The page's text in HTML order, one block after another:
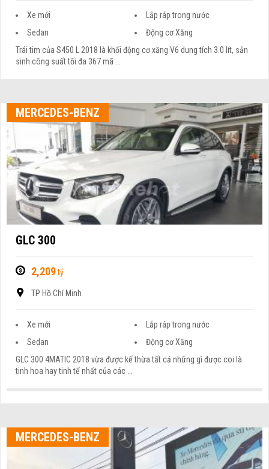
Xe mới
Lắp ráp trong nước
Sedan
Động cơ Xăng
Trái tim của S450 L 2018 là khối động cơ xăng V6 dung tích 3.0 lít, sản
sinh công suất tối đa 367 mã ...
MERCEDES-BENZ
GLC 300
2,209tỷ
TP Hồ Chí Minh
Xe mới
Lắp ráp trong nước
Sedan
Động cơ Xăng
GLC 300 4MATIC 2018 vừa được kế thừa tất cả những gì được coi là
tinh hoa hay tinh tế nhất của các ...
MERCEDES-BENZ